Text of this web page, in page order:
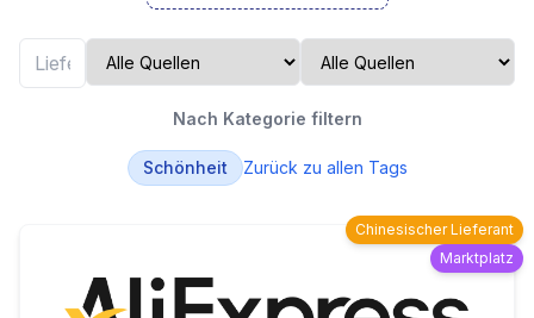
Nach Kategorie filtern
Schönheit Zurück zu allen Tags
Chinesischer Lieferant
Marktplatz